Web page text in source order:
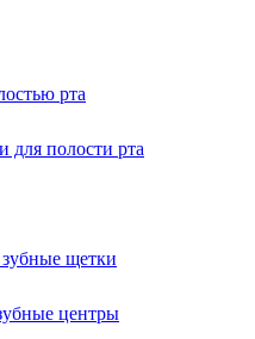
рта
для полости рта
щетки
центры